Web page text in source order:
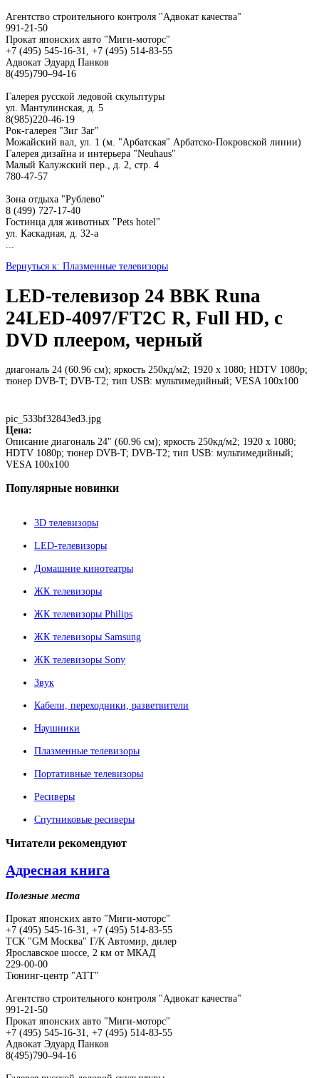
Агентство строительного контроля "Адвокат качества"
991-21-50
Прокат японских авто "Миги-моторс"
+7 (495) 545-16-31, +7 (495) 514-83-55
Адвокат Эдуард Панков
8(495)790–94-16
Галерея русской ледовой скульптуры
ул. Мантулинская, д. 5
8(985)220-46-19
Рок-галерея "Зиг Заг"
Можайский вал, ул. 1 (м. "Арбатская" Арбатско-Покровской линии)
Галерея дизайна и интерьера "Neuhaus"
Малый Калужский пер., д. 2, стр. 4
780-47-57
Зона отдыха "Рублево"
8 (499) 727-17-40
Гостинца для животных "Рets hotel"
ул. Каскадная, д. 32-а
Вернуться к: Плазменные телевизоры
LED-телевизор 24 BBK Runa
24LED-4097/FT2C R, Full HD, c
DVD плеером, черный
диагональ 24 (60.96 см); яркость 250кд/м2; 1920 x 1080; HDTV 1080p;
тюнер DVB-T; DVB-T2; тип USB: мультимедийный; VESA 100x100
pic_533bf32843ed3.jpg
Цена:
Описание диагональ 24" (60.96 см); яркость 250кд/м2; 1920 x 1080;
HDTV 1080p; тюнер DVB-T; DVB-T2; тип USB: мультимедийный;
VESA 100x100
Популярные новинки
3D телевизоры
LED-телевизоры
Домашние кинотеатры
ЖК телевизоры
ЖК телевизоры Philips
ЖК телевизоры Samsung
ЖК телевизоры Sony
Звук
Кабели, переходники, разветвители
Наушники
Плазменные телевизоры
Портативные телевизоры
Ресиверы
Спутниковые ресиверы
Читатели рекомендуют
Адресная книга
Полезные места
Прокат японских авто "Миги-моторс"
+7 (495) 545-16-31, +7 (495) 514-83-55
ТСК "GM Москва" Г/К Автомир, дилер
Ярославское шоссе, 2 км от МКАД
229-00-00
Тюнинг-центр "АТТ"
Агентство строительного контроля "Адвокат качества"
991-21-50
Прокат японских авто "Миги-моторс"
+7 (495) 545-16-31, +7 (495) 514-83-55
Адвокат Эдуард Панков
8(495)790–94-16